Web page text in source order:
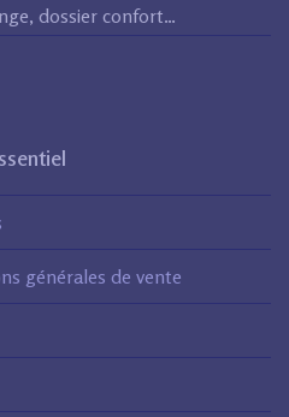
dossier confort…
générales de vente